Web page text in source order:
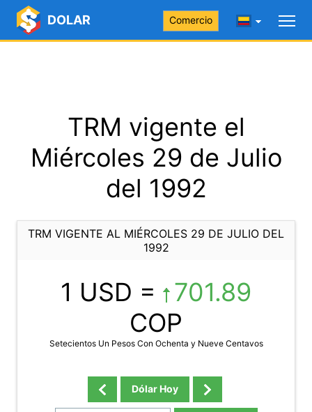
DOLAR Comercio
TRM vigente el
Miércoles 29 de Julio
del 1992
TRM VIGENTE AL MIÉRCOLES 29 DE JULIO DEL
1992
1 USD =
701.89
COP
Setecientos Un Pesos Con Ochenta y Nueve Centavos
Dólar Hoy